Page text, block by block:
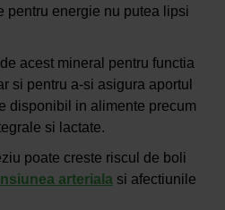
pentru energie nu putea lipsi
acest mineral pentru functia
si pentru a-si asigura aportul
disponibil in alimente precum
si lactate.
poate creste riscul de boli
arteriala si afectiunile